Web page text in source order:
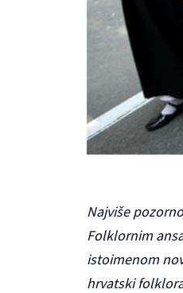
Najviše
Folklornim
istoimenom
hrvatski